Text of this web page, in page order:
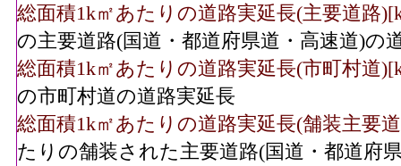
総面積1k㎡あたりの道路実延長(主要道路
の主要道路(国道・都道府県道・高速道)の
総面積1k㎡あたりの道路実延長(市町村道
の市町村道の道路実延長
総面積1k㎡あたりの道路実延長(舗装主要
たりの舗装された主要道路(国道・都道府